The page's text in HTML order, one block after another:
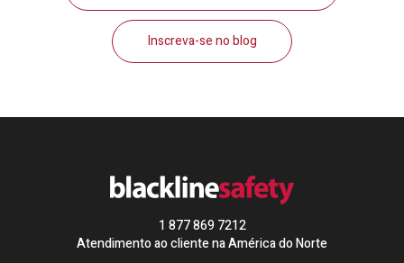
Inscreva-se no blog
1 877 869 7212
Atendimento ao cliente na América do Norte